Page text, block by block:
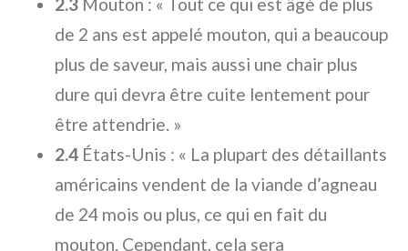
2.3 Mouton : « Tout ce qui est âgé de plus
de 2 ans est appelé mouton, qui a beaucoup
plus de saveur, mais aussi une chair plus
dure qui devra être cuite lentement pour
être attendrie. »
2.4 États-Unis : « La plupart des détaillants
américains vendent de la viande d’agneau
de 24 mois ou plus, ce qui en fait du
mouton. Cependant, cela sera